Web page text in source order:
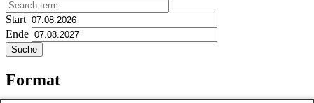
Start
Ende
Format